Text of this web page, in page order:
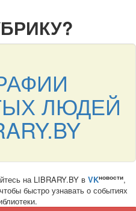
ЛЮДЕЙ
на LIBRARY.BY в VKновости,
быстро узнавать о событиях